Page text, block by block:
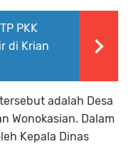
PKK
di Krian
adalah Desa
Wonokasian. Dalam
Kepala Dinas